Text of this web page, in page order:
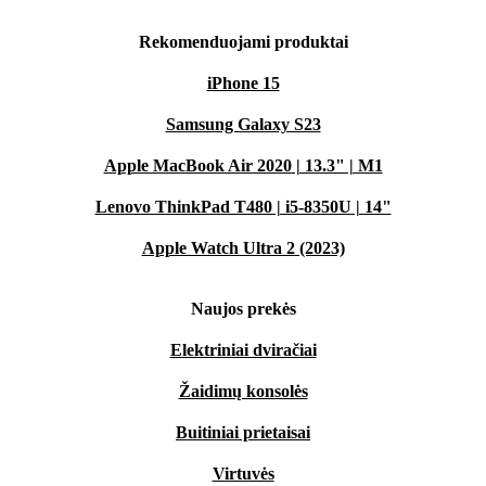
Rekomenduojami produktai
iPhone 15
Samsung Galaxy S23
Apple MacBook Air 2020 | 13.3" | M1
Lenovo ThinkPad T480 | i5-8350U | 14"
Apple Watch Ultra 2 (2023)
Naujos prekės
Elektriniai dviračiai
Žaidimų konsolės
Buitiniai prietaisai
Virtuvės